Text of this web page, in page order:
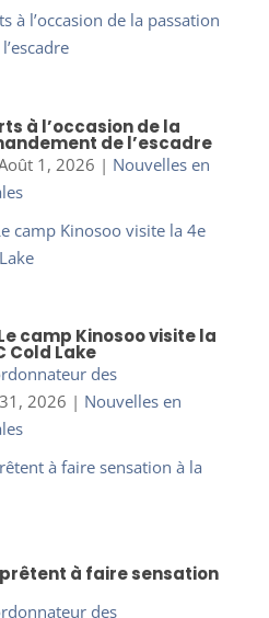
à l’occasion de la
de l’escadre
1, 2026 | Nouvelles en
camp Kinosoo visite la
Cold Lake
des
2026 | Nouvelles en
à faire sensation
des